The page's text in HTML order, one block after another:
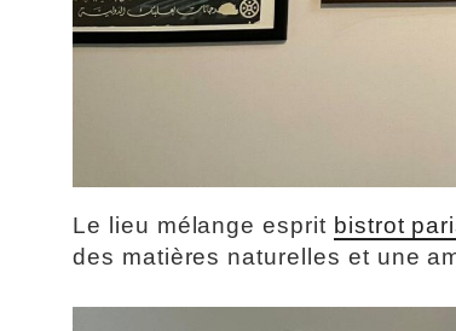
Le lieu mélange esprit bistrot
des matières naturelles et une